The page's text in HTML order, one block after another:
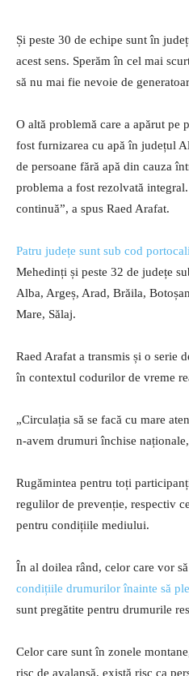
Și peste 30 de echipe sunt în
acest sens. Sperăm în cel mai
să nu mai fie nevoie de
O altă problemă care a apărut pe
fost furnizarea cu apă în județul
de persoane fără apă din cauza
problema a fost rezolvată
continuă”, a spus Raed Arafat.
Patru județe sunt sub cod
Mehedinți și peste 32 de județe
Alba, Argeș, Arad, Brăila,
Mare, Sălaj.
Raed Arafat a transmis și o serie
în contextul codurilor de vreme
„Circulația să se facă cu mare
n-avem drumuri închise
Rugămintea pentru toți
regulilor de prevenție, respectiv
pentru condițiile mediului.
În al doilea rând, celor care vor
condițiile drumurilor înainte să
sunt pregătite pentru drumurile
Celor care sunt în zonele
risc de avalanșă, există risc ca